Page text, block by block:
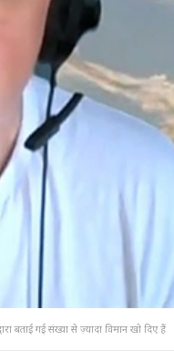
बताई गई संख्या से ज़्यादा विमान खो दिए हैं